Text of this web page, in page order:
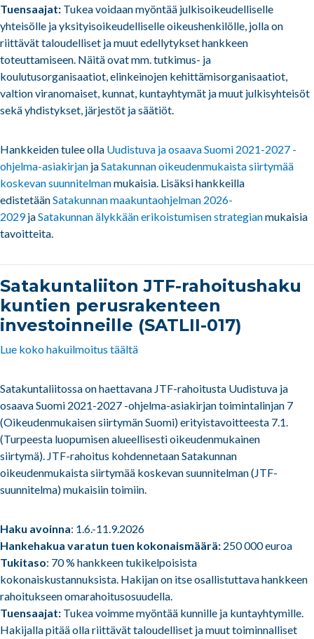
Tuensaajat: Tukea voidaan myöntää julkisoikeudelliselle
yhteisölle ja yksityisoikeudelliselle oikeushenkilölle, jolla on
riittävät taloudelliset ja muut edellytykset hankkeen
toteuttamiseen. Näitä ovat mm. tutkimus- ja
koulutusorganisaatiot, elinkeinojen kehittämisorganisaatiot,
valtion viranomaiset, kunnat, kuntayhtymät ja muut julkisyhteisöt
sekä yhdistykset, järjestöt ja säätiöt.
Hankkeiden tulee olla Uudistuva ja osaava Suomi 2021-2027 -
ohjelma-asiakirjan jaSatakunnan oikeudenmukaista siirtymää
koskevan suunnitelmanmukaisia. Lisäksi hankkeilla
edistetäänSatakunnan maakuntaohjelman 2026-
2029 jaSatakunnan älykkään erikoistumisen strategianmukaisia
tavoitteita.
Satakuntaliiton JTF-rahoitushaku
kuntien perusrakenteen
investoinneille (SATLII-017)
Lue koko hakuilmoitus täältä
Satakuntaliitossa on haettavana JTF-rahoitusta Uudistuva ja
osaava Suomi 2021-2027 -ohjelma-asiakirjan toimintalinjan 7
(Oikeudenmukaisen siirtymän Suomi) erityistavoitteesta 7.1.
(Turpeesta luopumisen alueellisesti oikeudenmukainen
siirtymä). JTF-rahoitus kohdennetaan Satakunnan
oikeudenmukaista siirtymää koskevan suunnitelman (JTF-
suunnitelma) mukaisiin toimiin.
Haku avoinna: 1.6.-11.9.2026
Hankehakua varatun tuen kokonaismäärä: 250 000 euroa
Tukitaso: 70 % hankkeen tukikelpoisista
kokonaiskustannuksista. Hakijan on itse osallistuttava hankkeen
rahoitukseen omarahoitusosuudella.
Tuensaajat: Tukea voimme myöntää kunnille ja kuntayhtymille.
Hakijalla pitää olla riittävät taloudelliset ja muut toiminnalliset